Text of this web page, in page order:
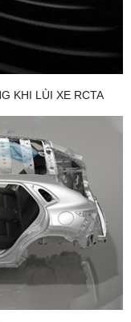
KHI LÙI XE RCTA